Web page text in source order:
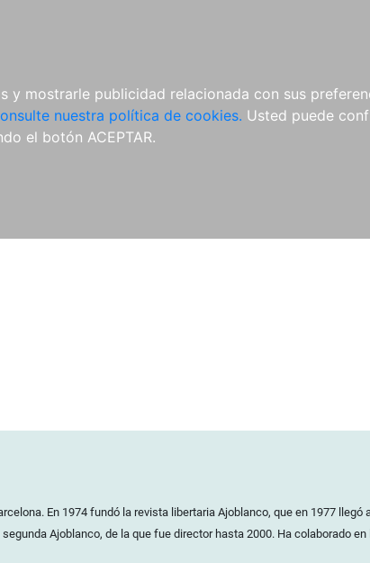
mostrarle publicidad relacionada con sus
nuestra política de cookies. Usted puede
el botón ACEPTAR.
En 1974 fundó la revista libertaria Ajoblanco, que en 1977
Ajoblanco, de la que fue director hasta 2000. Ha colaborado